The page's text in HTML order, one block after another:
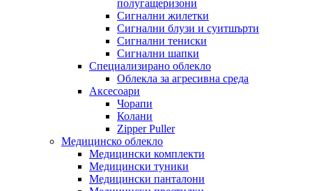
полугащеризони
Сигнални жилетки
Сигнални блузи и суитшърти
Сигнални тениски
Сигнални шапки
Специализирано облекло
Облекла за агресивна среда
Аксесоари
Чорапи
Колани
Zipper Puller
Медицинско облекло
Медицински комплекти
Медицински туники
Медицински панталони